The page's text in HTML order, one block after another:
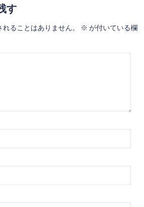
す
ることはありません。 ※ が付いている欄